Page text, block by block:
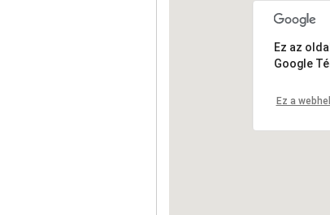
Ez az
Google
Ez a